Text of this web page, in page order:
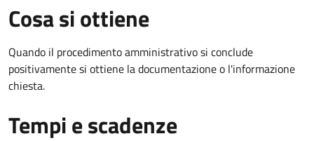
Cosa si ottiene
Quando il procedimento amministrativo si conclude
positivamente si ottiene la documentazione o l'informazione
chiesta.
Tempi e scadenze